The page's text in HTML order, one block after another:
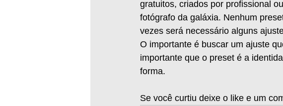
gratuitos, criados por profissional
fotógrafo da galáxia. Nenhum
vezes será necessário alguns
O importante é buscar um ajuste
importante que o preset é a
forma.
Se você curtiu deixe o like e um